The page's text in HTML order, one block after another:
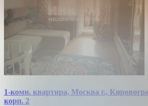
1-комн. квартира, Москва г.,
корп. 2